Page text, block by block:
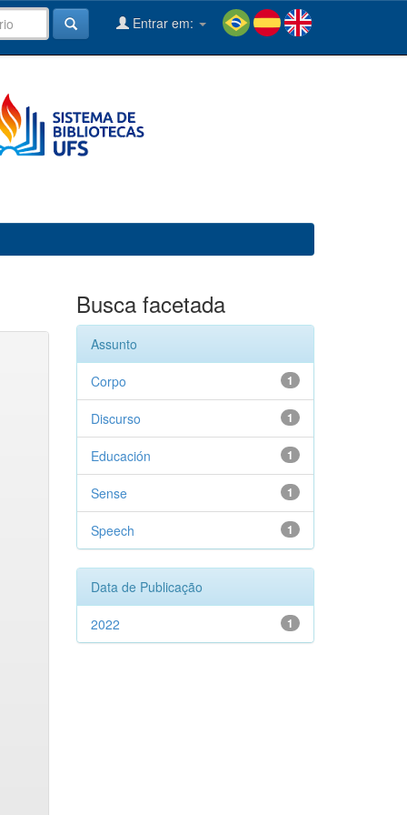
Entrar em:
Busca facetada
Assunto
1
Corpo
1
Discurso
1
Educación
1
Sense
1
Speech
Data de Publicação
1
2022